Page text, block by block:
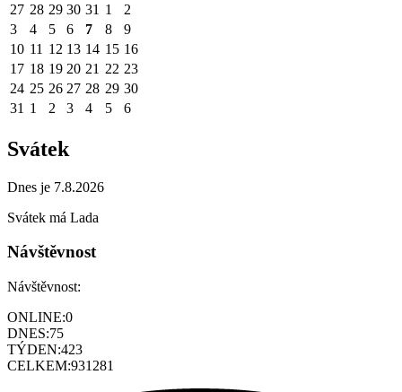
27 28 29 30 31 1
2
3
4 5 6 7 8
9
10 11 12 13 14 15 16
17 18 19 20 21 22 23
24 25 26 27 28 29 30
31 1 2 3 4 5 6
Svátek
Dnes je 7.8.2026
Svátek má Lada
Návštěvnost
Návštěvnost:
ONLINE:0
DNES:75
TÝDEN:423
CELKEM:931281